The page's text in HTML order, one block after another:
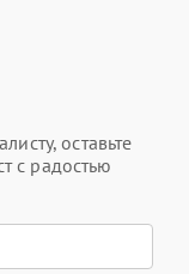
оставьте
с радостью